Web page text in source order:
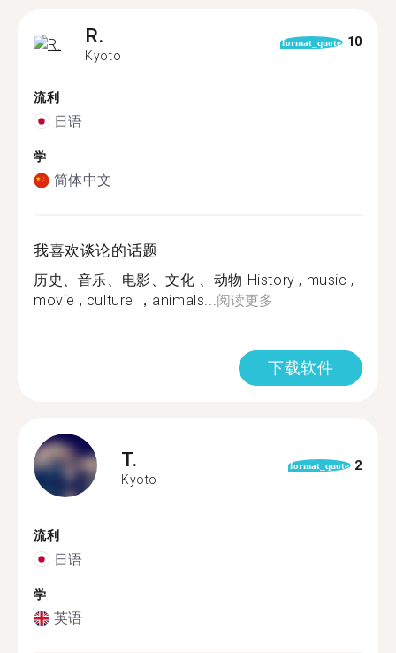
R.
Kyoto
format_quote 10
流利
日语
学
简体中文
我喜欢谈论的话题
历史、音乐、电影、文化 、动物 History , music ,
movie , culture ，animals...阅读更多
下载软件
T.
Kyoto
format_quote 2
流利
日语
学
英语